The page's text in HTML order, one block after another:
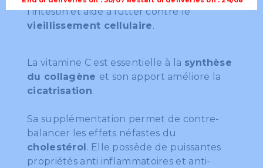
l'intestin et aide à lutter contre le
vieillissement cellulaire.
La vitamine C est essentielle à la synthèse
du collagène et son apport améliore la
cicatrisation.
Sa supplémentation permet de contre-
balancer les effets néfastes du
cholestérol . Elle possède de puissantes
propriétés anti inflammatoires et anti-